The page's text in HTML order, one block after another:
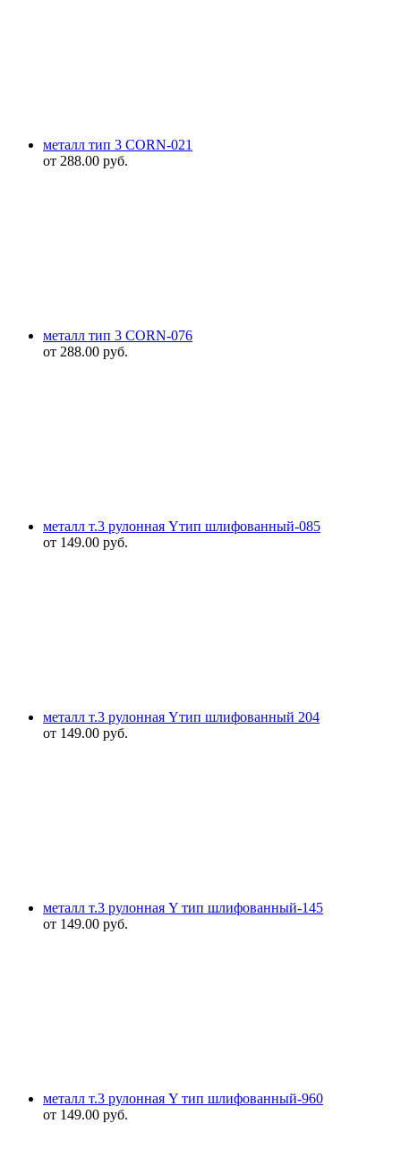
металл тип 3 CORN-021
от 288.00 руб.
металл тип 3 CORN-076
от 288.00 руб.
металл т.3 рулонная Yтип шлифованный-085
от 149.00 руб.
металл т.3 рулонная Yтип шлифованный 204
от 149.00 руб.
металл т.3 рулонная Y тип шлифованный-145
от 149.00 руб.
металл т.3 рулонная Y тип шлифованный-960
от 149.00 руб.